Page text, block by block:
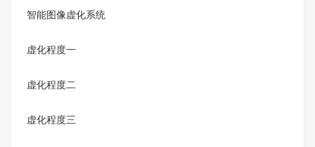
智能图像虚化系统
虚化程度一
虚化程度二
虚化程度三